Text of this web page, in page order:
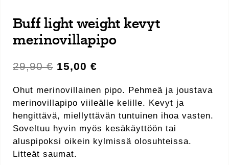
Buff light weight kevyt
merinovillapipo
29,90€ Alkuperäinen
oli:
29,90 €.
15,00 €
on:
15,00 €.
Ohut merinovillainen pipo. Pehmeä ja joustava
merinovillapipo viileälle kelille. Kevyt ja
hengittävä, miellyttävän tuntuinen ihoa vasten.
Soveltuu hyvin myös kesäkäyttöön tai
aluspipoksi oikein kylmissä olosuhteissa.
Litteät saumat.